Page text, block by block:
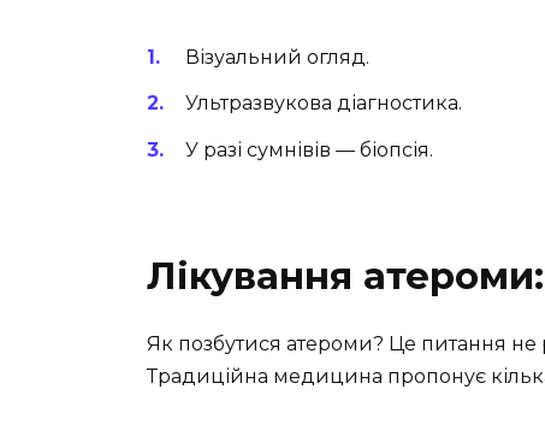
Візуальний огляд.
Ультразвукова діагностика.
У разі сумнівів — біопсія.
Лікування атероми:
Як позбутися атероми? Це питання не
Традиційна медицина пропонує